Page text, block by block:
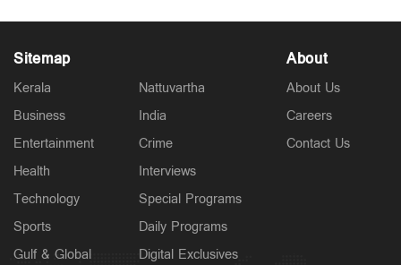
Sitemap
Kerala
Business
Entertainment
Health
Technology
Sports
Gulf & Global
Nattuvartha
India
Crime
Interviews
Special Programs
Daily Programs
Digital Exclusives
About
About Us
Careers
Contact Us